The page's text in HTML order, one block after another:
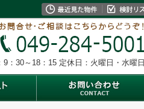
9：30～18：15 定休日：火曜日・水曜日